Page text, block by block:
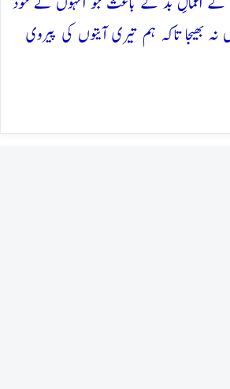
بھیجا تاکہ ہم تیری آیتوں کی پیروی